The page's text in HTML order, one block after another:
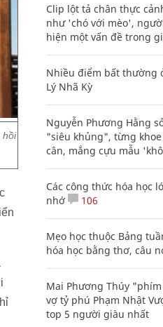
hồi
Clip lột tả chân thực
như 'chó với mèo',
hiện một vấn đề trong
Nhiều điểm bất thường
Lý Nhã Kỳ
Nguyễn Phương Hằng
"siêu khủng", từng
cân, mắng cựu mẫu
Các công thức hóa học
nhớ
106
Mẹo học thuộc Bảng
hóa học bằng thơ, câu
Mai Phương Thúy
vợ tỷ phú Phạm Nhật
top 5 người giàu nhất